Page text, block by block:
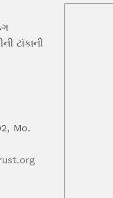
ટાંકાની
Mo.